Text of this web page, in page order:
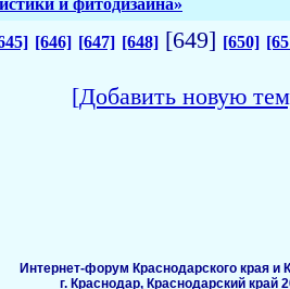
[646] [647] [648][649] [650]
[Добавить новую
Интернет-форум Краснодарского края и
г. Краснодар, Краснодарский край